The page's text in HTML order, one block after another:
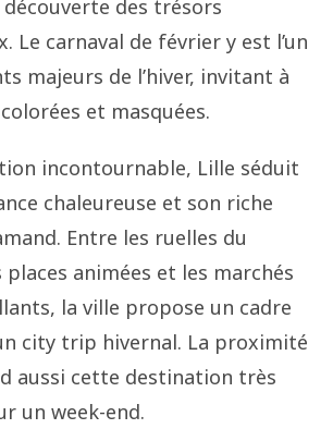
des trésors
Le carnaval de février y est l’un
majeurs de l’hiver, invitant à
et masquées.
incontournable, Lille séduit
chaleureuse et son riche
Entre les ruelles du
places animées et les marchés
la ville propose un cadre
city trip hivernal. La proximité
aussi cette destination très
un week-end.